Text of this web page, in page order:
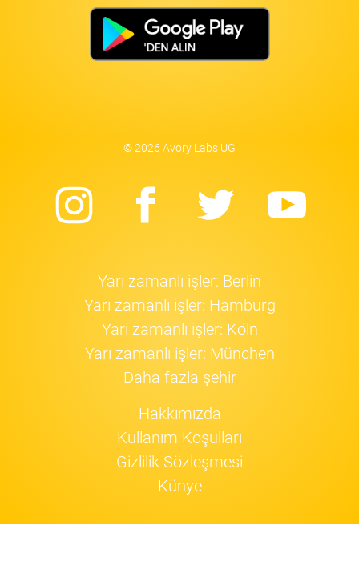
© 2026 Avory Labs UG
Instagram
Facebook
Twitter
Yarı zamanlı işler: Berlin
Yarı zamanlı işler: Hamburg
Yarı zamanlı işler: Köln
Yarı zamanlı işler: München
Daha fazla şehir
Hakkımızda
Kullanım Koşulları
Gizlilik Sözleşmesi
Künye